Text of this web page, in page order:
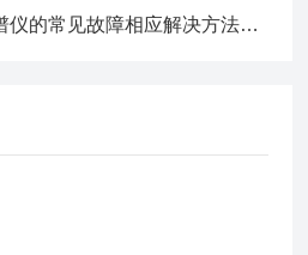
进口JASCO圆二色光谱仪的常见故障相应解决方法分享